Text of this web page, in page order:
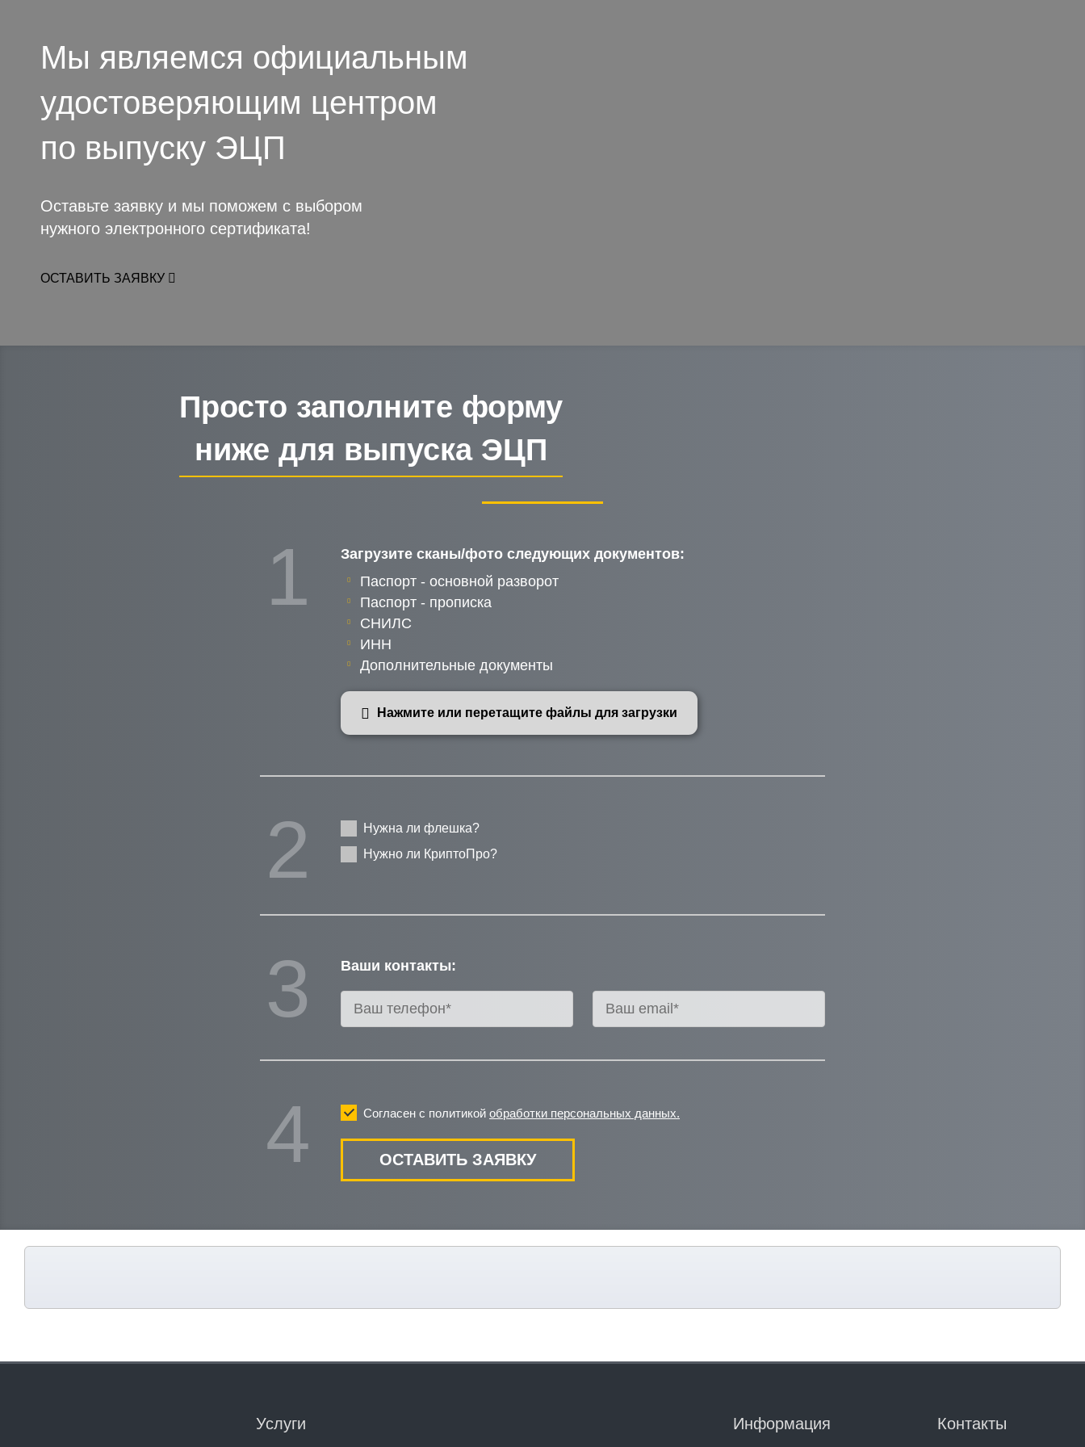
Мы являемся официальным
удостоверяющим центром
по выпуску ЭЦП
Оставьте заявку и мы поможем с выбором
нужного электронного сертификата!
ОСТАВИТЬ ЗАЯВКУ
Просто заполните форму
ниже для выпуска ЭЦП
1
Загрузите сканы/фото следующих документов:
Паспорт - основной разворот
Паспорт - прописка
СНИЛС
ИНН
Дополнительные документы
Нажмите или перетащите файлы для загрузки
2
Нужна ли флешка?
Нужно ли КриптоПро?
3 Ваши контакты:
4 Согласен с политикой обработки персональных данных.
ОСТАВИТЬ ЗАЯВКУ
Услуги Информация Контакты